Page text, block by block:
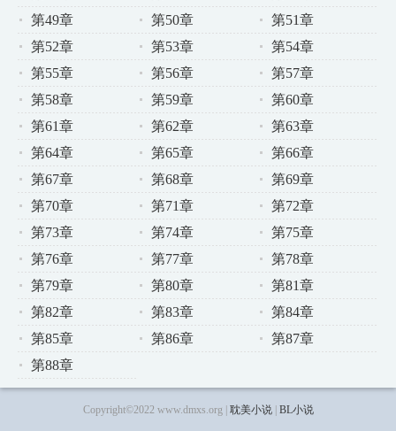
第49章
第50章
第51章
第52章
第53章
第54章
第55章
第56章
第57章
第58章
第59章
第60章
第61章
第62章
第63章
第64章
第65章
第66章
第67章
第68章
第69章
第70章
第71章
第72章
第73章
第74章
第75章
第76章
第77章
第78章
第79章
第80章
第81章
第82章
第83章
第84章
第85章
第86章
第87章
第88章
Copyright©2022 www.dmxs.org | 耽美小说| BL小说